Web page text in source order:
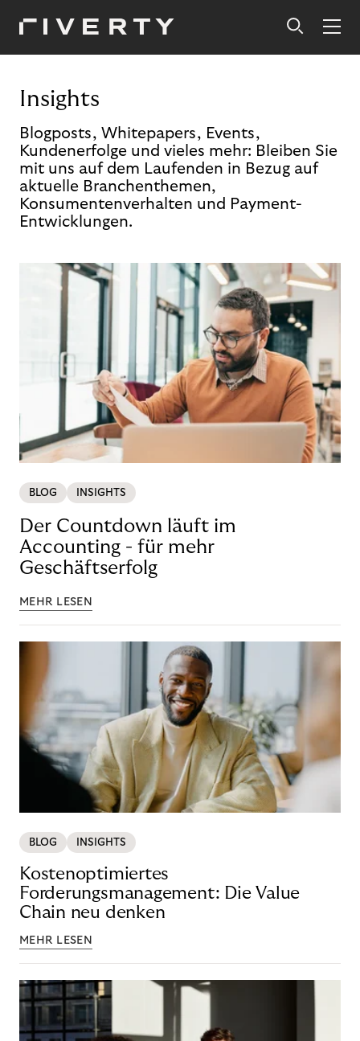
Insights
Blogposts, Whitepapers, Events,
Kundenerfolge und vieles mehr: Bleiben Sie
mit uns auf dem Laufenden in Bezug auf
aktuelle Branchenthemen,
Konsumentenverhalten und Payment-
Entwicklungen.
BLOG INSIGHTS
Der Countdown läuft im
Accounting - für mehr
Geschäftserfolg
MEHR LESEN
BLOG INSIGHTS
Kostenoptimiertes
Forderungsmanagement: Die Value
Chain neu denken
MEHR LESEN